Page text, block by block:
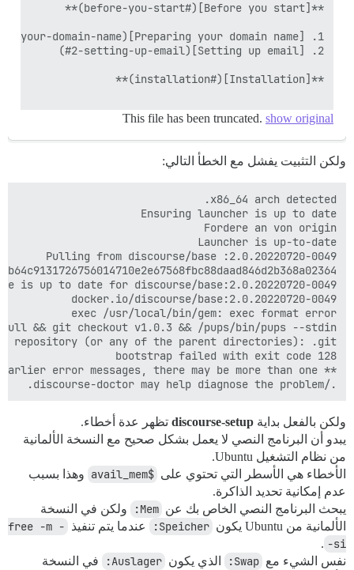
This file has been truncated. show original
ولكن التثبيت يفشل مع الخطأ التالي:
./discourse-doctor may help diagnose the problem.
ولكن بالفعل بداية discourse-setup تظهر عدة أخطاء.
يبدو أن البرنامج النصي لا يعمل بشكل صحيح مع النسخة الألمانية
من نظام التشغيل Ubuntu.
الأخطاء هي الأسطر التي تحتوي على $avail_mem
وهذا بسبب
عدم إمكانية تحديد الذاكرة.
يبحث البرنامج النصي الخاص بك عن Mem:
ولكن في النسخة
الألمانية من Ubuntu يكون
Speicher: عندما يتم تنفيذ free -m -
-si
.
نفس الشيء مع Swap: الذي يكون Auslager:
في النسخة